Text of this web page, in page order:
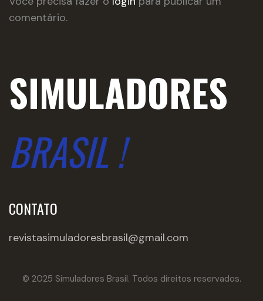
comentário.
SIMULADORES
BRASIL !
CONTATO
revistasimuladoresbrasil@gmail.com
© 2025 Simuladores Brasil. Todos direitos reservados.